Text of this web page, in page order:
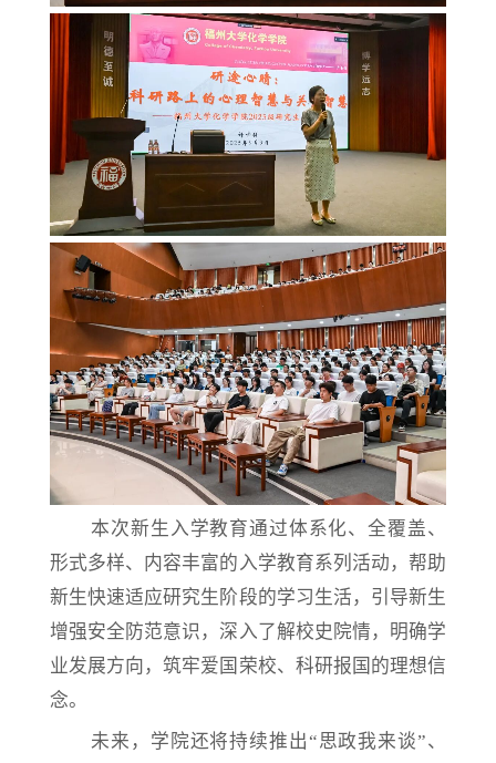
本次新生入学教育通过体系化、全覆盖、
形式多样、内容丰富的入学教育系列活动，帮助
新生快速适应研究生阶段的学习生活，引导新生
增强安全防范意识，深入了解校史院情，明确学
业发展方向，筑牢爱国荣校、科研报国的理想信
念。
未来，学院还将持续推出 “思政我来谈”、